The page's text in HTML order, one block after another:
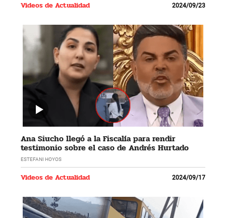
Videos de Actualidad 2024/09/23
Ana Siucho llegó a la Fiscalía para rendir
testimonio sobre el caso de Andrés Hurtado
ESTEFANI HOYOS
Videos de Actualidad 2024/09/17